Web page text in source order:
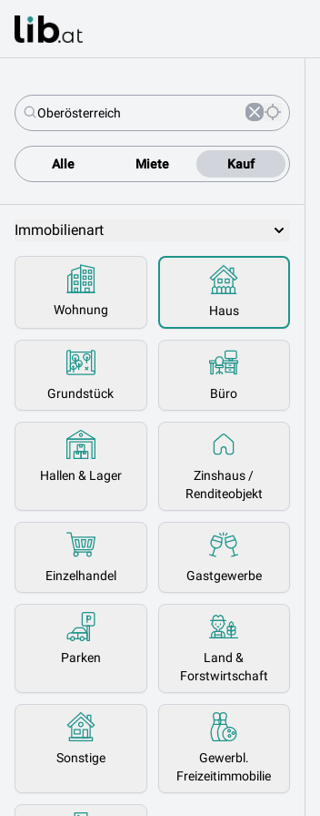
Alle Miete Kauf
Immobilienart
Wohnung Haus
Grundstück Büro
Hallen & Lager
Zinshaus /
Renditeobjekt
Einzelhandel Gastgewerbe
Parken
Land &
Forstwirtschaft
Sonstige
Gewerbl.
Freizeitimmobilie